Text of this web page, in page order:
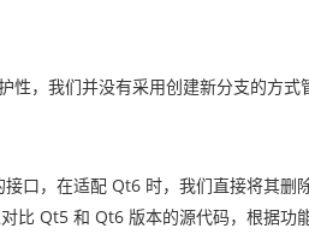
，我们并没有采用创建新分支的方
口，在适配 Qt6 时，我们直接将其
比 Qt5 和 Qt6 版本的源代码，根据功